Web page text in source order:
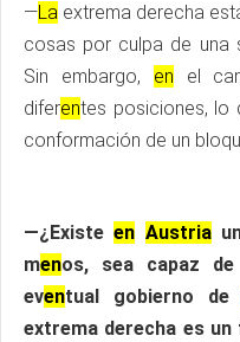
—La extrema derecha
cosas por culpa de una
Sin embargo, en el
diferentes posiciones, lo
conformación de un
—¿Existeen Austria
menos, sea capaz
eventual gobierno de
extrema derecha es un